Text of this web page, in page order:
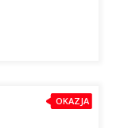
OKAZJA